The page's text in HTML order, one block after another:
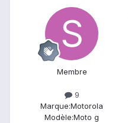
Membre
9
Marque:Motorola
Modèle:Moto g